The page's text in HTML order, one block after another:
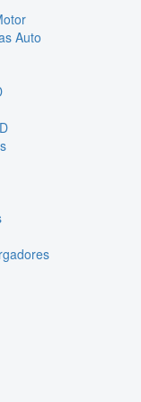
Auto